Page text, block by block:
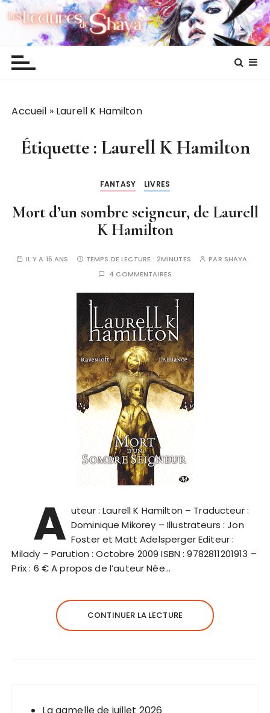
P
Les lectures de Shaya
Accueil » Laurell K Hamilton
Étiquette : Laurell K Hamilton
FANTASY LIVRES
Mort d’un sombre seigneur, de Laurell
K Hamilton
IL Y A 15 ANS TEMPS DE LECTURE : 2MINUTES PAR SHAYA
4 COMMENTAIRES
A uteur : Laurell K Hamilton – Traducteur :
Dominique Mikorey – Illustrateurs : Jon
Foster et Matt Adelsperger Editeur :
Milady – Parution : Octobre 2009 ISBN : 9782811201913 –
Prix : 6 € A propos de l’auteur Née…
CONTINUER LA LECTURE